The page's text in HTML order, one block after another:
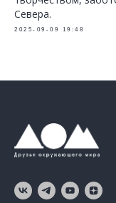
Севера.
2025-09-09 19:48